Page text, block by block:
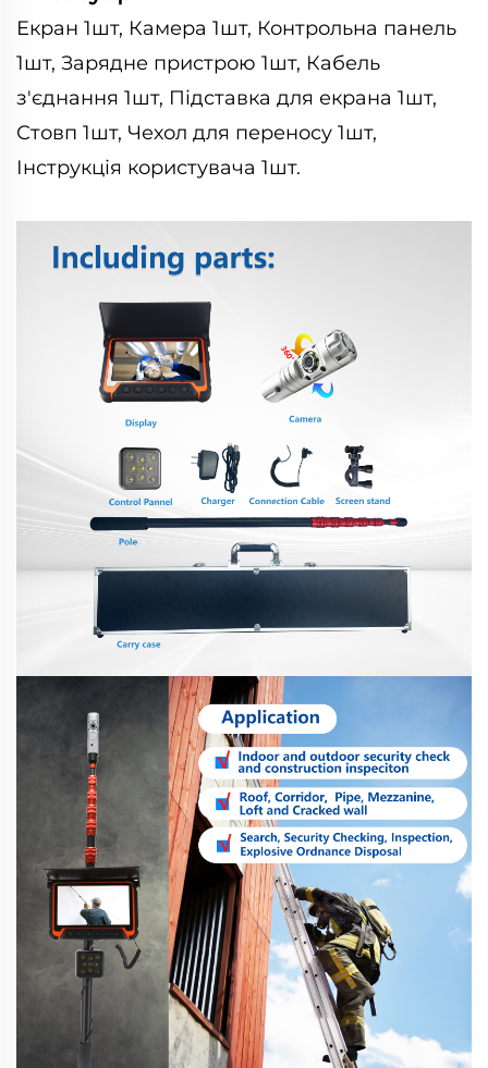
Екран 1шт, Камера 1шт, Контрольна панель
1шт, Зарядне пристрою 1шт, Кабель
з'єднання 1шт, Підставка для екрана 1шт,
Стовп 1шт, Чехол для переносу 1шт,
Інструкція користувача 1шт.